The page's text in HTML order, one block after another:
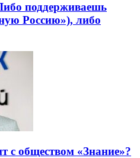
поддерживаешь
Россию»), либо
с обществом «Знание»?